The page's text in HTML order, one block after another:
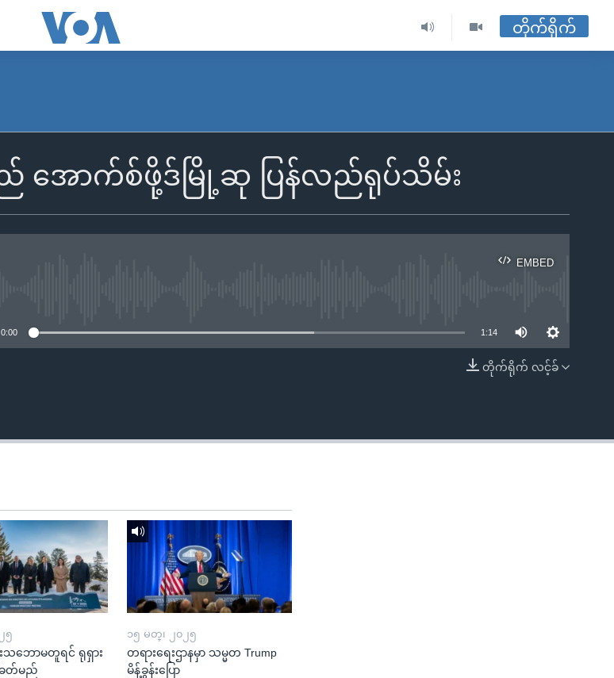
တိုက်ရိုက်
ည် အောက်စ်ဖို့ဒ်မြို့ဆု ပြန်လည်ရုပ်သိမ်း
EMBED
EMBED
0:00 1:14
တိုက်ရိုက် လင့်ခ်
၅
သဘောမတူရင် ရုရှား
တ်မည်
၁၅ မတ္၊ ၂၀၂၅
တရားရေးဌာနမှာ သမ္မတ Trump
မိန့်ခွန်းပြော